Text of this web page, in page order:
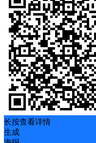
长按查看详情
生成